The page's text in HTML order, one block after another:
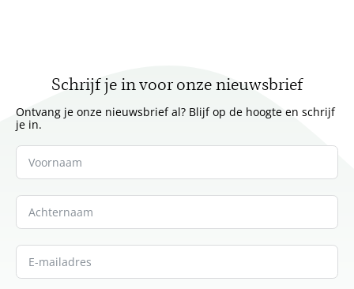
Schrijf je in voor onze nieuwsbrief
Ontvang je onze nieuwsbrief al? Blijf op de hoogte en schrijf
je in.